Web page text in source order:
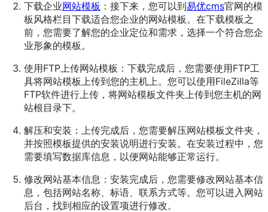
下载企业网站模板 ：接下来，您可以到易优cms官网的模
板风格栏目下载适合您企业的网站模板。在下载模板之
前，您需要了解您的企业定位和需求，选择一个符合您企
业形象的模板。
使用FTP上传网站模板：下载完成后，您需要使用FTP工
具将网站模板上传到您的主机上。您可以使用FileZilla等
FTP软件进行上传，将网站模板文件夹上传到您主机的网
站根目录下。
解压和安装：上传完成后，您需要解压网站模板文件夹，
并按照模板提供的安装说明进行安装。在安装过程中，您
需要填写数据库信息，以便网站能够正常运行。
修改网站基本信息：安装完成后，您需要修改网站基本信
息，包括网站名称、标语、联系方式等。您可以进入网站
后台，找到相应的设置项进行修改。